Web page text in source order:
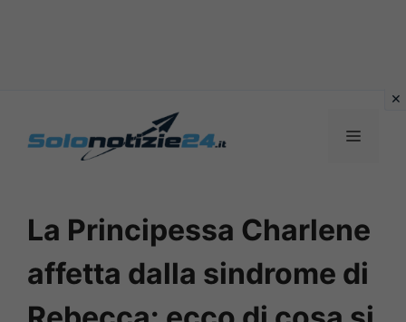
MENU
La Principessa Charlene
affetta dalla sindrome di